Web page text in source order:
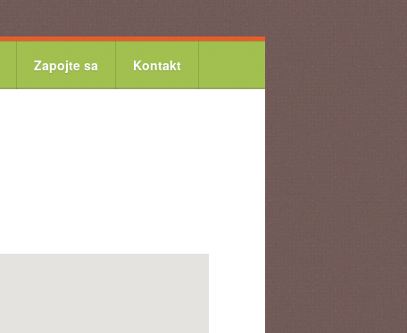
Zapojte sa Kontakt